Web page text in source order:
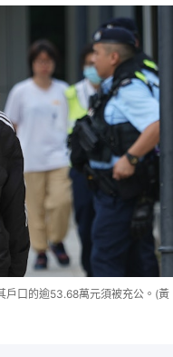
戶口的逾53.68萬元須被充公。(黃